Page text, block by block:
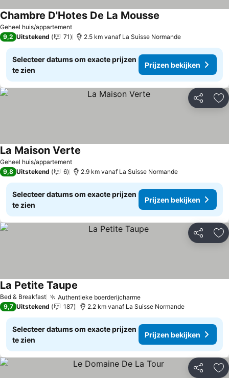
Geheel huis/appartement
Chambre D'Hotes De La Mousse
9,2 Uitstekend 71 2.5 km vanaf La Suisse Normande
Selecteer datums om exacte prijzen
te zien
Prijzen bekijken
Delen
Geheel huis/appartement
La Maison Verte
9,8 Uitstekend 6 2.9 km vanaf La Suisse Normande
Selecteer datums om exacte prijzen
te zien
Prijzen bekijken
Delen
Bed & Breakfast Authentieke boerderijcharme
La Petite Taupe
9,7 Uitstekend 187 2.2 km vanaf La Suisse Normande
Selecteer datums om exacte prijzen
te zien
Prijzen bekijken
Delen